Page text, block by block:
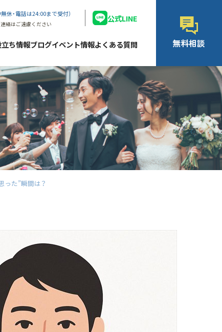
無休・電話は24:00まで受付）
絡はご遠慮ください
公式LINE
ち情報ブログイベント情報よくある質問 無料相談
った”瞬間は？